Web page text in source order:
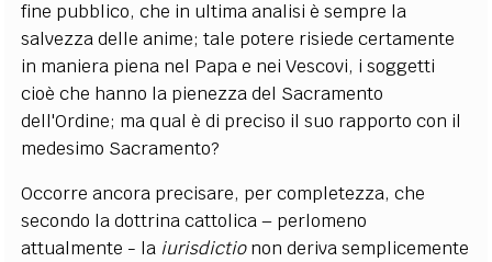
fine pubblico, che in ultima analisi è sempre la
salvezza delle anime; tale potere risiede certamente
in maniera piena nel Papa e nei Vescovi, i soggetti
cioè che hanno la pienezza del Sacramento
dell'Ordine; ma qual è di preciso il suo rapporto con il
medesimo Sacramento?
Occorre ancora precisare, per completezza, che
secondo la dottrina cattolica – perlomeno
attualmente - la iurisdictionon deriva semplicemente